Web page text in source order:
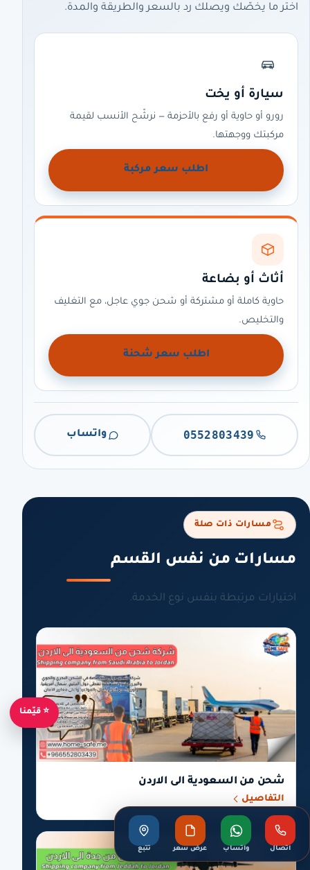
اختر ما يخصّك ويصلك رد بالسعر والطريقة والمدة.
سيارة أو يخت
رورو أو حاوية أو رفع بالأحزمة — نرشّح الأنسب لقيمة
مركبتك ووجهتها.
اطلب سعر مركبة
أثاث أو بضاعة
حاوية كاملة أو مشتركة أو شحن جوي عاجل، مع التغليف
والتخليص.
اطلب سعر شحنة
0552803439 واتساب
مسارات ذات صلة
مسارات من نفس القسم
اختيارات مرتبطة بنفس نوع الخدمة.
شحن من السعودية الى الاردن
التفاصيل
اتصال واتساب عرض سعر تتبع
⭐ قيّمنا